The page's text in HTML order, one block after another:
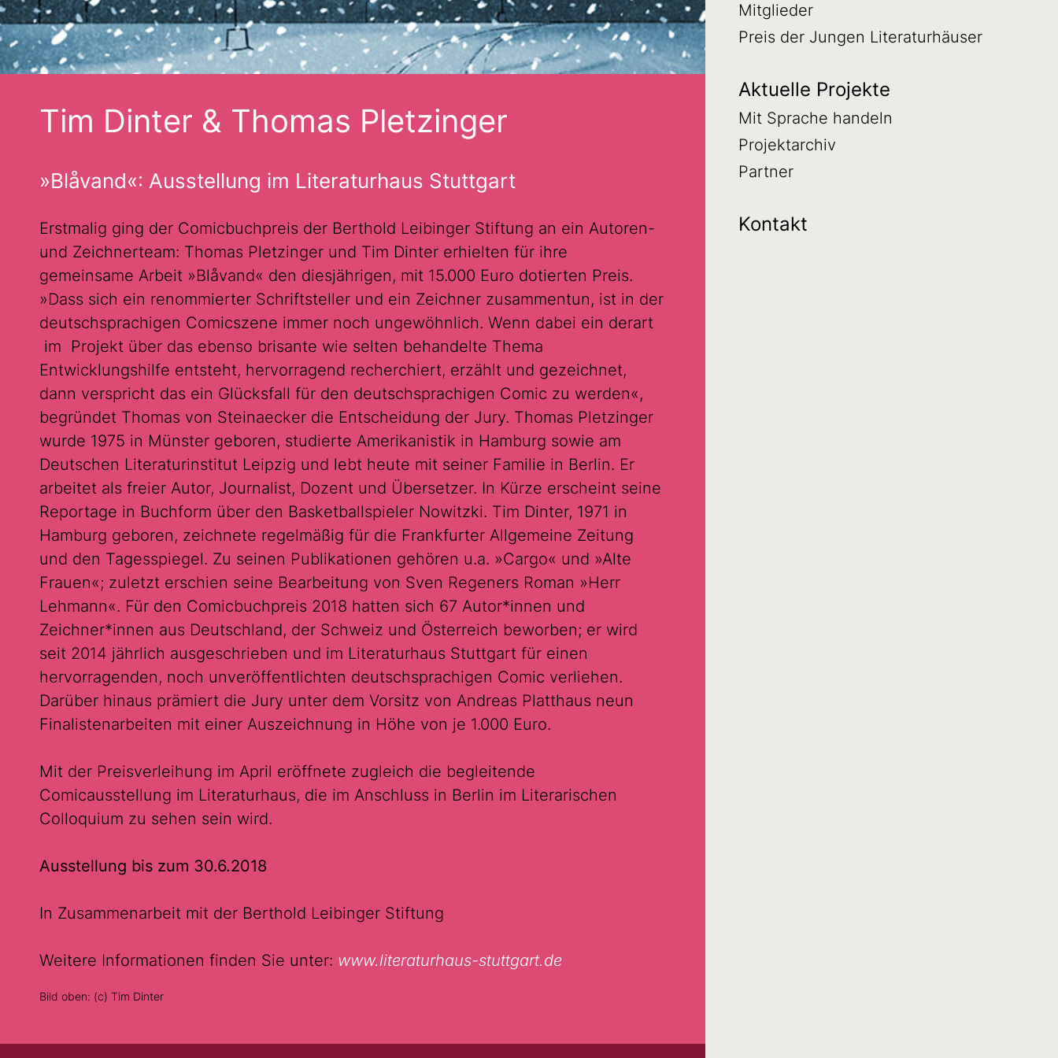
Tim Dinter & Thomas Pletzinger
»Blåvand«: Ausstellung im Literaturhaus Stuttgart
Erstmalig ging der Comicbuchpreis der Berthold Leibinger Stiftung an ein Autoren-
und Zeichnerteam: Thomas Pletzinger und Tim Dinter erhielten für ihre
gemeinsame Arbeit »Blåvand« den diesjährigen, mit 15.000 Euro dotierten Preis.
»Dass sich ein renommierter Schriftsteller und ein Zeichner zusammentun, ist in der
deutschsprachigen Comicszene immer noch ungewöhnlich. Wenn dabei ein derart
im Projekt über das ebenso brisante wie selten behandelte Thema
Entwicklungshilfe entsteht, hervorragend recherchiert, erzählt und gezeichnet,
dann verspricht das ein Glücksfall für den deutschsprachigen Comic zu werden«,
begründet Thomas von Steinaecker die Entscheidung der Jury. Thomas Pletzinger
wurde 1975 in Münster geboren, studierte Amerikanistik in Hamburg sowie am
Deutschen Literaturinstitut Leipzig und lebt heute mit seiner Familie in Berlin. Er
arbeitet als freier Autor, Journalist, Dozent und Übersetzer. In Kürze erscheint seine
Reportage in Buchform über den Basketballspieler Nowitzki. Tim Dinter, 1971 in
Hamburg geboren, zeichnete regelmäßig für die Frankfurter Allgemeine Zeitung
und den Tagesspiegel. Zu seinen Publikationen gehören u.a. »Cargo« und »Alte
Frauen«; zuletzt erschien seine Bearbeitung von Sven Regeners Roman »Herr
Lehmann«. Für den Comicbuchpreis 2018 hatten sich 67 Autor*innen und
Zeichner*innen aus Deutschland, der Schweiz und Österreich beworben; er wird
seit 2014 jährlich ausgeschrieben und im Literaturhaus Stuttgart für einen
hervorragenden, noch unveröffentlichten deutschsprachigen Comic verliehen.
Darüber hinaus prämiert die Jury unter dem Vorsitz von Andreas Platthaus neun
Finalistenarbeiten mit einer Auszeichnung in Höhe von je 1.000 Euro.
Mit der Preisverleihung im April eröffnete zugleich die begleitende
Comicausstellung im Literaturhaus, die im Anschluss in Berlin im Literarischen
Colloquium zu sehen sein wird.
Ausstellung bis zum 30.6.2018
In Zusammenarbeit mit der Berthold Leibinger Stiftung
Weitere Informationen finden Sie unter: www.literaturhaus-stuttgart.de
Bild oben: (c) Tim Dinter
Mitglieder
Preis der Jungen Literaturhäuser
Aktuelle Projekte
Mit Sprache handeln
Projektarchiv
Partner
Kontakt